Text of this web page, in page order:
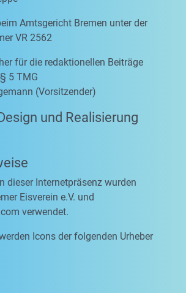
Amtsgericht Bremen unter der
VR 2562
für die redaktionellen Beiträge
5 TMG
(Vorsitzender)
und Realisierung
dieser Internetpräsenz wurden
Eisverein e.V. und
verwendet.
Icons der folgenden Urheber